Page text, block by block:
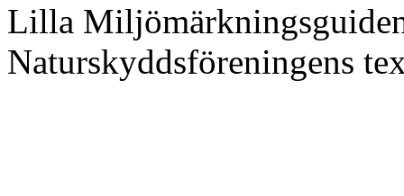
Lilla
Naturskyddsföreningens